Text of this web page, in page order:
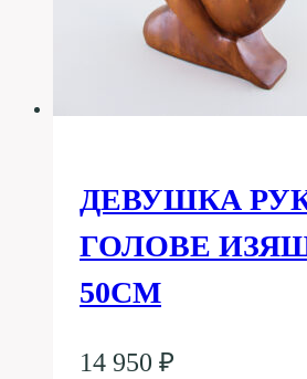
ДЕВУШКА
ГОЛОВЕ
50СМ
14 950 ₽